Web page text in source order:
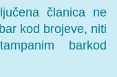
članica ne
kod brojeve, niti
barkod